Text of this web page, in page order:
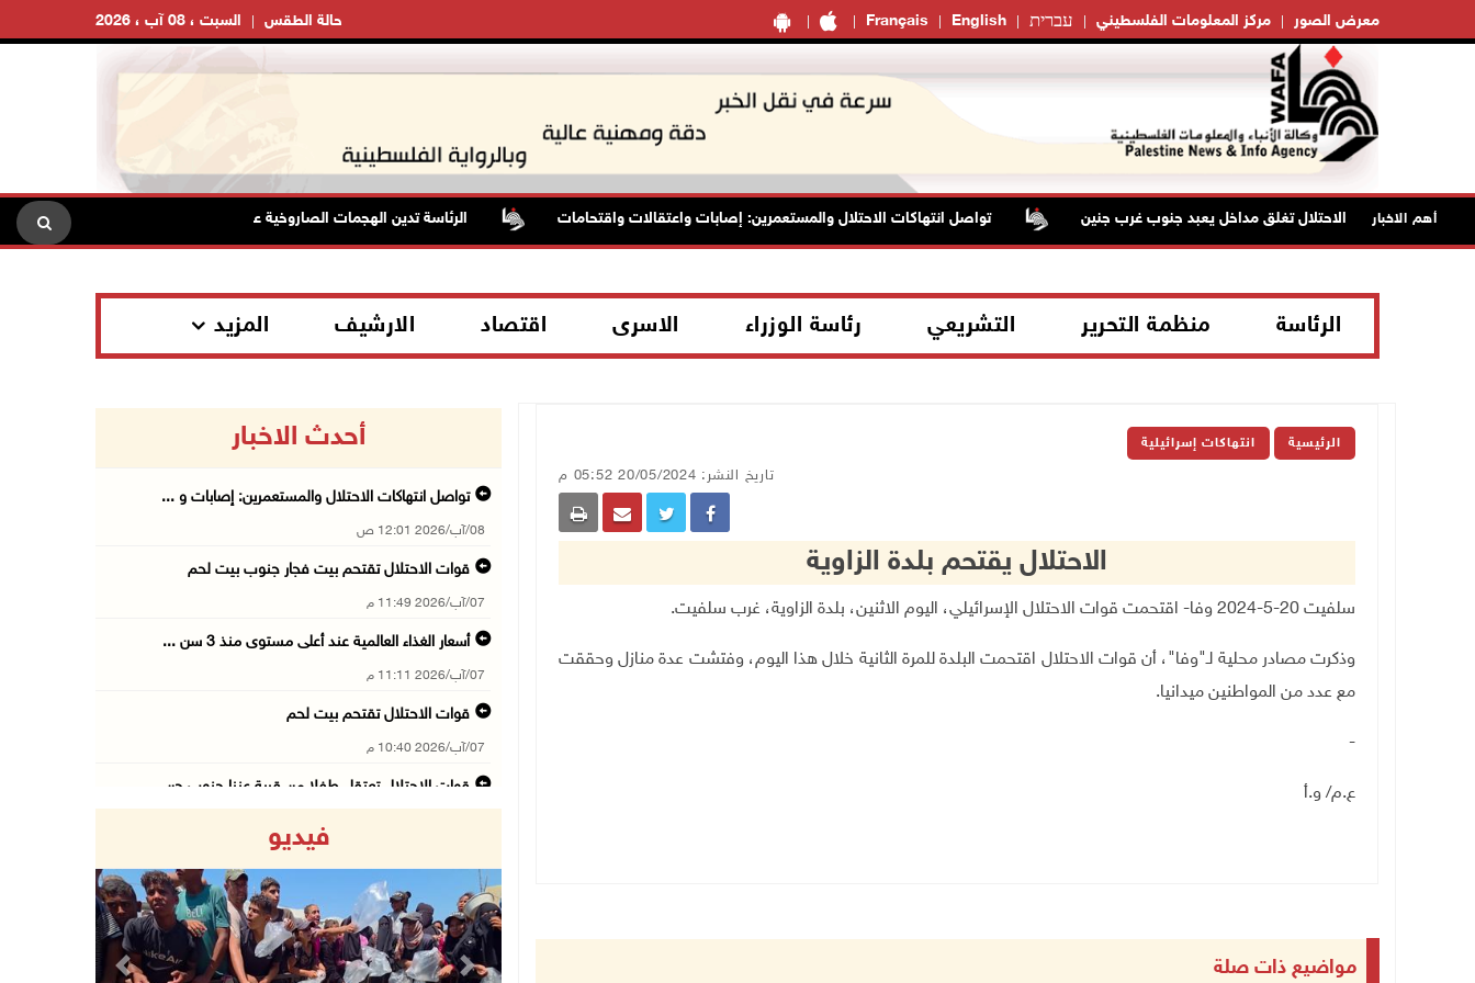
Français English עברית مركز المعلومات الفلسطيني معرض الصور السبت ، 08 آب ، 2026 حالة الطقس
أهم الاخبار
قوات الاحتلال تغلق مداخل يعبد جنوب غرب جنين تواصل انتهاكات الاحتلال والمستعمرين: إصابات واعتقالات واقتحامات الرئاسة تدين الهجمات الصاروخية على المملكة العربية السعودية والجمهورية
الرئاسة منظمة التحرير التشريعي رئاسة الوزراء الاسرى اقتصاد الارشيف المزيد
الرئيسية انتهاكات إسرائيلية
تاريخ النشر: 20/05/2024 05:52 م
الاحتلال يقتحم بلدة الزاوية
سلفيت 20-5-2024 وفا- اقتحمت قوات الاحتلال الإسرائيلي، اليوم الاثنين، بلدة الزاوية، غرب سلفيت .
وذكرت مصادر محلية لـ"وفا"، أن قوات الاحتلال اقتحمت البلدة للمرة الثانية خلال هذا اليوم، وفتشت عدة منازل وحققت
مع عدد من المواطنين ميدانيا.
-
ع.م/ و.أ
مواضيع ذات صلة
أحدث الاخبار
تواصل انتهاكات الاحتلال والمستعمرين: إصابات و ...
08/آب/2026 12:01 ص
قوات الاحتلال تقتحم بيت فجار جنوب بيت لحم
07/آب/2026 11:49 م
أسعار الغذاء العالمية عند أعلى مستوى منذ 3 سن ...
07/آب/2026 11:11 م
قوات الاحتلال تقتحم بيت لحم
07/آب/2026 10:40 م
قوات الاحتلال تعتقل طفلا من قرية عنزا جنوب جن ...
07/آب/2026 10:15 م
الاحتلال يعيق تنقل المواطنين ويقتحم بلدات شرق ...
07/آب/2026 08:52 م
فيديو
Previous Next